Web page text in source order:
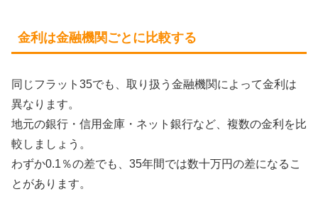
金利は金融機関ごとに比較する
同じフラット35でも、取り扱う金融機関によって金利は
異なります。
地元の銀行・信用金庫・ネット銀行など、複数の金利を比
較しましょう。
わずか0.1％の差でも、35年間では数十万円の差になるこ
とがあります。